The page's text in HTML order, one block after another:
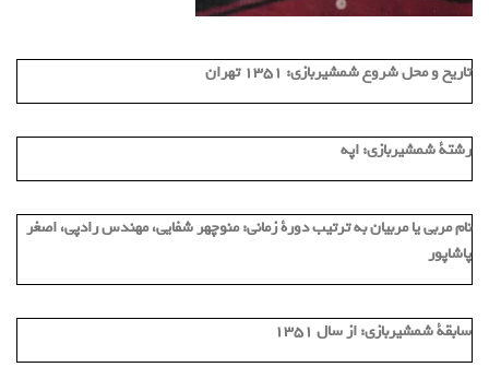
تاریخ و محل شروع شمشیربازی:
رشتة شمشیربازی:اپه
نام مربی یا مربیان به ترتیب دورة زمانی:منوچهر شفایی، مهندس رادپی، اصغر
پاشاپور
سابقة شمشیربازی:از سال 1351